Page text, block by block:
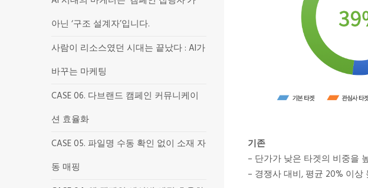
아닌 ‘구조 설계자’입니다.
사람이 리소스였던 시대는 끝났다 : AI가
바꾸는 마케팅
CASE 06. 다브랜드 캠페인 커뮤니케이
션 효율화
CASE 05. 파일명 수동 확인 없이 소재 자
동 매핑
기존
– 단가가 낮은 타겟의 비중을
– 경쟁사 대비, 평균 20% 이상